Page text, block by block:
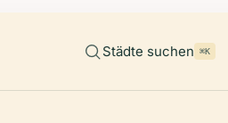
Städte suchen ⌘K